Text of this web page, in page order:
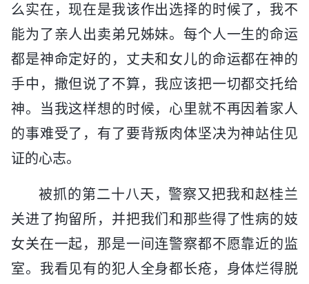
么实在，现在是我该作出选择的时候了，我不
能为了亲人出卖弟兄姊妹。每个人一生的命运
都是神命定好的，丈夫和女儿的命运都在神的
手中，撒但说了不算，我应该把一切都交托给
神。当我这样想的时候，心里就不再因着家人
的事难受了，有了要背叛肉体坚决为神站住见
证的心志。
被抓的第二十八天，警察又把我和赵桂兰
关进了拘留所，并把我们和那些得了性病的妓
女关在一起，那是一间连警察都不愿靠近的监
室。我看见有的犯人全身都长疮，身体烂得脱